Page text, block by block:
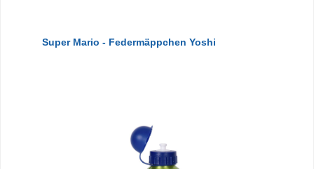
Super Mario - Federmäppchen Yoshi